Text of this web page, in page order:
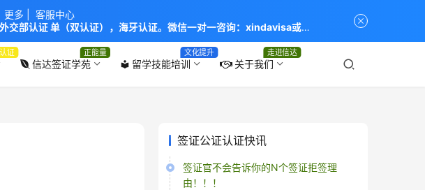
证
信达签证学苑
正能量
local_library 留学技能培训
文化提升
关于我们
走进信达
签证公证认证快讯
签证官不会告诉你的N个签证拒签理
由！！！
| 更多 | 客服中心
交部认证 单（双认证），海牙认证。微信一对一咨询：xindavisa或
国际旅行社有限公司.专业：留学签证 商务签证 探亲签证 旅游签证 涉外公证